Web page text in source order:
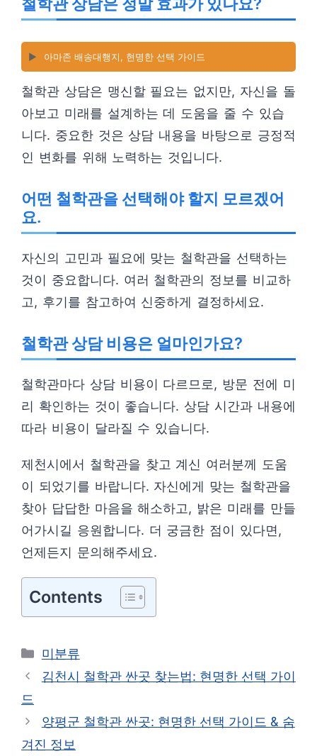
▶️ 아마존 배송대행지, 현명한 선택 가이드
철학관 상담은 맹신할 필요는 없지만, 자신을 돌
아보고 미래를 설계하는 데 도움을 줄 수 있습
니다. 중요한 것은 상담 내용을 바탕으로 긍정적
인 변화를 위해 노력하는 것입니다.
어떤 철학관을 선택해야 할지 모르겠어
요.
자신의 고민과 필요에 맞는 철학관을 선택하는
것이 중요합니다. 여러 철학관의 정보를 비교하
고, 후기를 참고하여 신중하게 결정하세요.
철학관 상담 비용은 얼마인가요?
철학관마다 상담 비용이 다르므로, 방문 전에 미
리 확인하는 것이 좋습니다. 상담 시간과 내용에
따라 비용이 달라질 수 있습니다.
제천시에서 철학관을 찾고 계신 여러분께 도움
이 되었기를 바랍니다. 자신에게 맞는 철학관을
찾아 답답한 마음을 해소하고, 밝은 미래를 만들
어가시길 응원합니다. 더 궁금한 점이 있다면,
언제든지 문의해주세요.
Contents
카
테
미분류
김천시 철학관 싼곳 찾는법: 현명한 선택 가이
드
양평군 철학관 싼곳: 현명한 선택 가이드 & 숨
겨진 정보